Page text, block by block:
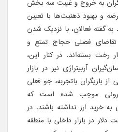
به خروج و غیبت سه بخش
و بهبود ذهنیت‌ها با تعیین
گفته فعالان، با نزدیک شدن
تقاضای فصلی حجاج تمتع و
رخت بسته‌اند. در کنار این،
آربیتراژی نیز در بازار
بازیگران باتجربه، جو فعلی
موجب شده است که
به خرید ارز نداشته باشند. در
دلار در بازار داخلی با منطقه